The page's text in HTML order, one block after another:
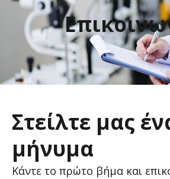
Στείλτε μας
μήνυμα
Κάντε το πρώτο βήμα και